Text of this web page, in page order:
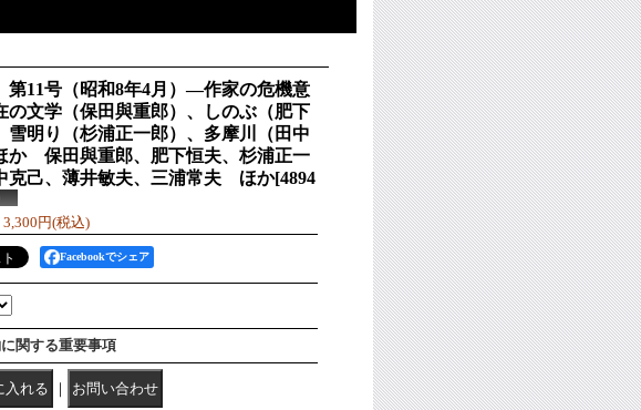
11号（昭和8年4月）―作家の危機意
の文学（保田與重郎）、しのぶ（肥下
雪明り（杉浦正一郎）、多摩川（田中
か 保田與重郎、肥下恒夫、杉浦正一
克己、薄井敏夫、三浦常夫 ほか[4894
3,300円(税込)
Facebookでシェア
関する重要事項
｜